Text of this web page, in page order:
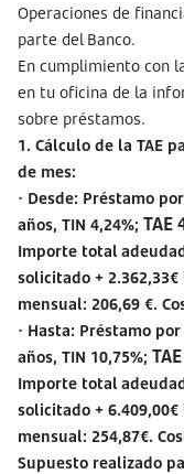
Operaciones de
parte del Banco.
En cumplimiento con
en tu oficina de la
sobre préstamos.
1. Cálculo de la TAE
de mes:
· Desde: Préstamo
años, TIN 4,24%; TAE
Importe total
solicitado +
mensual: 206,69 €.
· Hasta: Préstamo
años, TIN 10,75%;
Importe total
solicitado +
mensual: 254,87€.
Supuesto realizado